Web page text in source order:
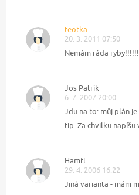
teotka
20. 3. 2011 07:50
Nemám ráda
Jos Patrik
6. 7. 2007 20:00
Jdu na to: můj plán
tip. Za chvilku napíšu
Hamfl
29. 4. 2006 16:22
Jiná varianta - mám